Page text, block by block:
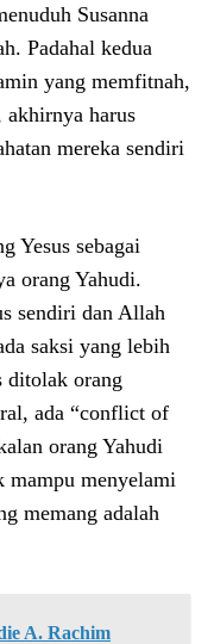
Susanna
Padahal kedua
yang memfitnah,
akhirnya harus
mereka sendiri
Yesus sebagai
orang Yahudi.
sendiri dan Allah
saksi yang lebih
ditolak orang
ada “conflict of
orang Yahudi
mampu menyelami
memang adalah
A. Rachim